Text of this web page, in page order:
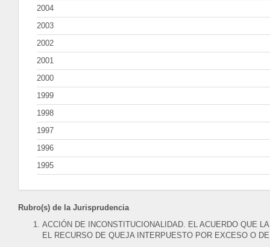
2004
2003
2002
2001
2000
1999
1998
1997
1996
1995
Rubro(s) de la Jurisprudencia
ACCIÓN DE INCONSTITUCIONALIDAD. EL ACUERDO QUE
EL RECURSO DE QUEJA INTERPUESTO POR EXCESO O